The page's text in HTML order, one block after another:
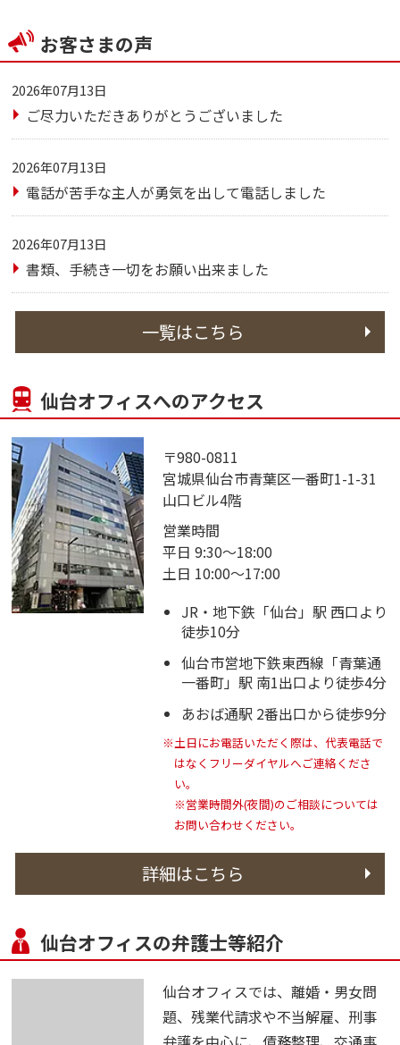
お客さまの声
2026年07月13日
ご尽力いただきありがとうございました
2026年07月13日
電話が苦手な主人が勇気を出して電話しました
2026年07月13日
書類、手続き一切をお願い出来ました
一覧はこちら
仙台オフィスへのアクセス
〒980-0811
宮城県仙台市青葉区一番町1-1-31
山口ビル4階
営業時間
平日 9:30～18:00
土日 10:00～17:00
JR・地下鉄「仙台」駅 西口より
徒歩10分
仙台市営地下鉄東西線「青葉通
一番町」駅 南1出口より徒歩4分
あおば通駅 2番出口から徒歩9分
※土日にお電話いただく際は、代表電話で
はなくフリーダイヤルへご連絡くださ
い。
※営業時間外(夜間)のご相談については
お問い合わせください。
詳細はこちら
仙台オフィスの弁護士等紹介
仙台オフィスでは、離婚・男女問
題、残業代請求や不当解雇、刑事